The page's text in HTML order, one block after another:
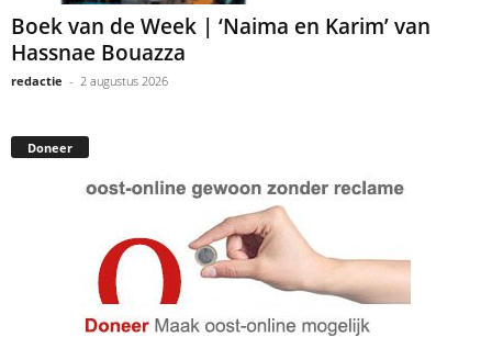
Boek van de Week | ‘Naima en Karim’ van
Hassnae Bouazza
redactie - 2 augustus 2026
Doneer